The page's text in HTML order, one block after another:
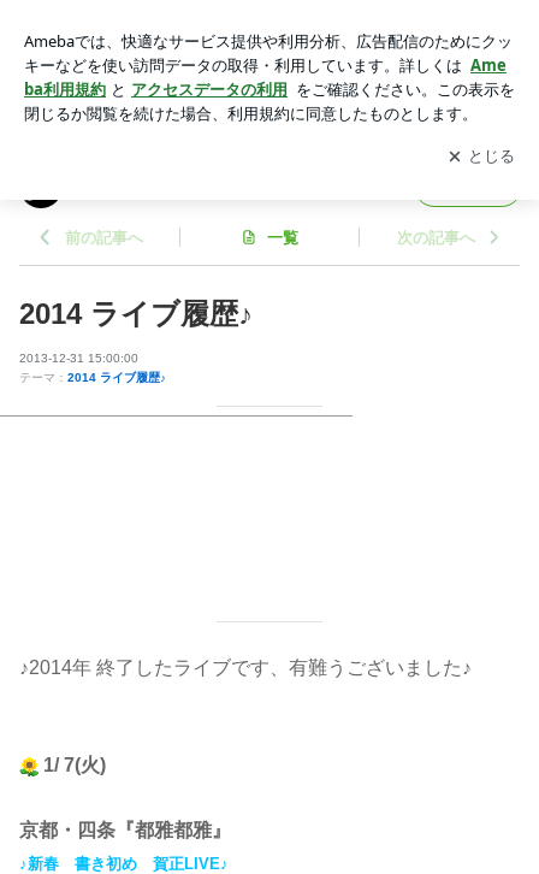
meba
アプリをダウンロードして ブログの更新通知
を受け取りまし
ょう。
開く
前の記事へ 一覧 次の記事へ
2014 ライブ履歴♪
2013-12-31 15:00:00
テーマ： 2014 ライブ履歴♪
♪2014年 終了したライブです、有難うございました♪
1/ 7(火)
京都・四条『都雅都雅』
♪新春 書き初め 賀正LIVE♪